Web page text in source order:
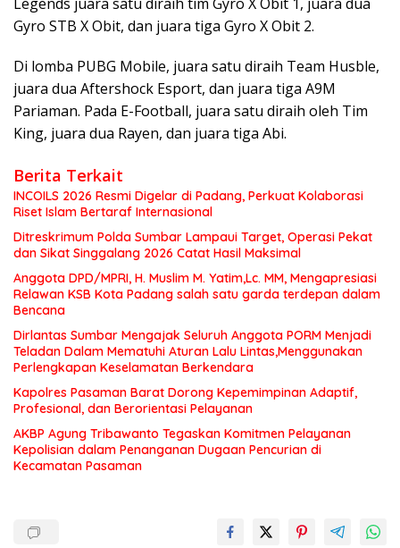
Gyro STB X Obit, dan juara tiga Gyro X Obit 2.
Di lomba PUBG Mobile, juara satu diraih Team Husble,
juara dua Aftershock Esport, dan juara tiga A9M
Pariaman. Pada E-Football, juara satu diraih oleh Tim
King, juara dua Rayen, dan juara tiga Abi.
Berita Terkait
INCOILS 2026 Resmi Digelar di Padang, Perkuat Kolaborasi
Riset Islam Bertaraf Internasional
Ditreskrimum Polda Sumbar Lampaui Target, Operasi Pekat
dan Sikat Singgalang 2026 Catat Hasil Maksimal
Anggota DPD/MPRI, H. Muslim M. Yatim,Lc. MM, Mengapresiasi
Relawan KSB Kota Padang salah satu garda terdepan dalam
Bencana
Dirlantas Sumbar Mengajak Seluruh Anggota PORM Menjadi
Teladan Dalam Mematuhi Aturan Lalu Lintas,Menggunakan
Perlengkapan Keselamatan Berkendara
Kapolres Pasaman Barat Dorong Kepemimpinan Adaptif,
Profesional, dan Berorientasi Pelayanan
AKBP Agung Tribawanto Tegaskan Komitmen Pelayanan
Kepolisian dalam Penanganan Dugaan Pencurian di
Kecamatan Pasaman